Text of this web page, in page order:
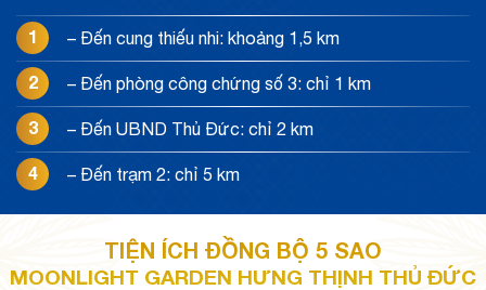
1 – Đến cung thiếu nhi: khoảng 1,5 km
2 – Đến phòng công chứng số 3: chỉ 1 km
3 – Đến UBND Thủ Đức: chỉ 2 km
4 – Đến trạm 2: chỉ 5 km
TIỆN ÍCH ĐỒNG BỘ 5 SAO
MOONLIGHT GARDEN HƯNG THỊNH THỦ ĐỨC